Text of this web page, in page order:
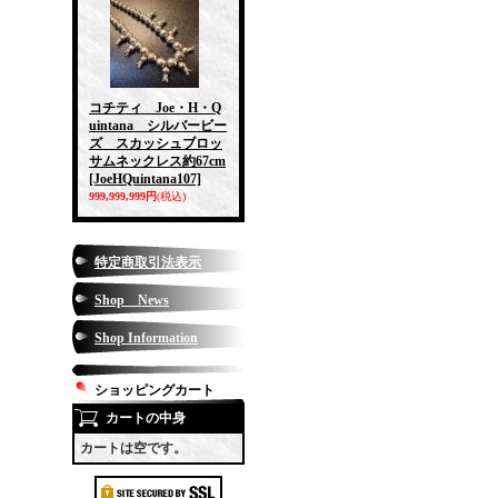
コチティ Joe・H・Q
uintana シルバービー
ズ スカッシュブロッ
サムネックレス約67cm
[JoeHQuintana107]
999,999,999円(税込)
特定商取引法表示
Shop News
Shop Information
ショッピングカート
カートの中身
カートは空です。